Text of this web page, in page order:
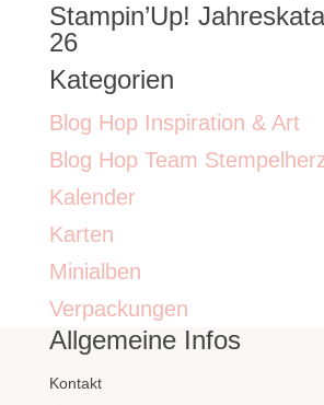
Stampin’Up!
26
Kategorien
Blog Hop Inspiration & Art
Blog Hop Team
Kalender
Karten
Minialben
Verpackungen
Allgemeine Infos
Kontakt